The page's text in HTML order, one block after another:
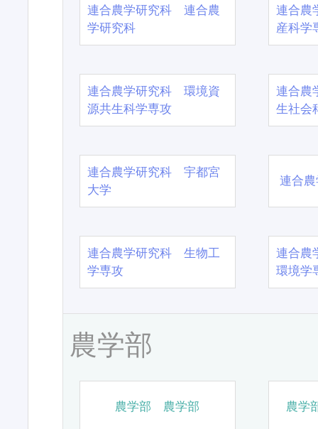
連合農学研究科 連合農
学研究科
連合農
産科学
連合農学研究科 環境資
源共生科学専攻
連合農
生社会
連合農学研究科 宇都宮
大学
連合
連合農学研究科 生物工
学専攻
連合農
環境学
農学部
農学部 農学部 農学